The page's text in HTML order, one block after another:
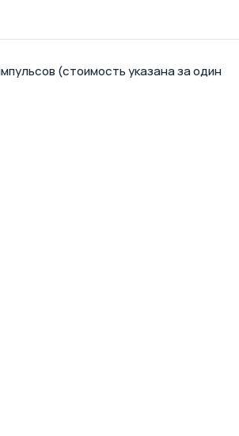
(стоимость указана за один